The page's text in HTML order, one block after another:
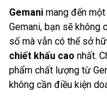
Gemani mang đến
Gemani, bạn sẽ không
số mà vẫn có thể sở
chiết khấu cao nhất.
phẩm chất lượng từ
không cần điều kiện